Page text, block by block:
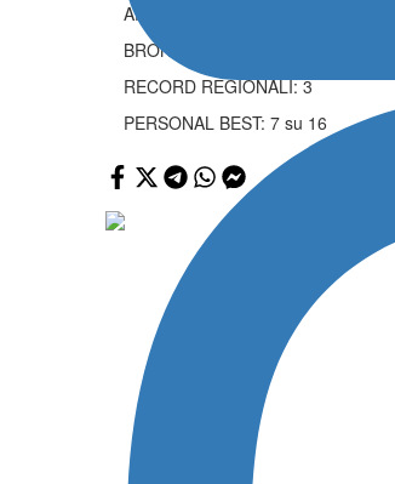
ARGENTO: 1
BRONZO: 3
RECORD REGIONALI: 3
PERSONAL BEST: 7 su 16